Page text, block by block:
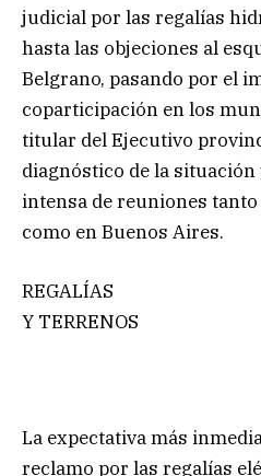
judicial por las regalías
hasta las objeciones al
Belgrano, pasando por el
coparticipación en los
titular del Ejecutivo
diagnóstico de la
intensa de reuniones tanto
como en Buenos Aires.
REGALÍAS
Y TERRENOS
La expectativa más
reclamo por las regalías